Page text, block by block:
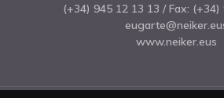
(+34) 945 12 13 13 / Fax: (+34)
www.neiker.eus